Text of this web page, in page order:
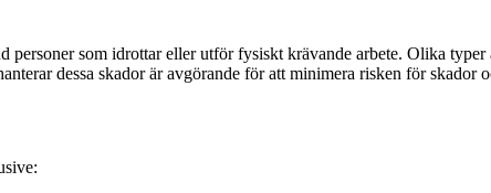
personer som idrottar eller utför fysiskt krävande arbete. Olika
dessa skador är avgörande för att minimera risken för skador